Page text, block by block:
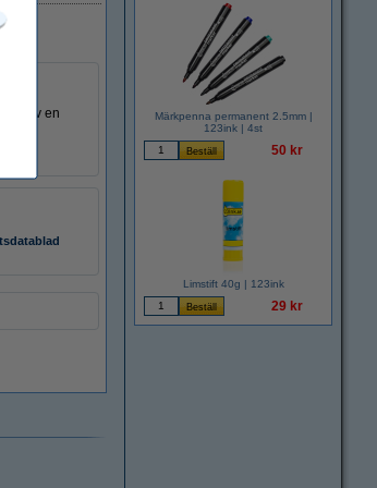
av en
Märkpenna permanent 2.5mm |
123ink | 4st
50 kr
Limstift 40g | 123ink
29 kr